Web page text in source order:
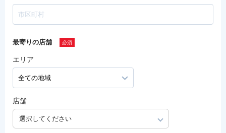
最寄りの店舗
エリア
店舗
選択してください